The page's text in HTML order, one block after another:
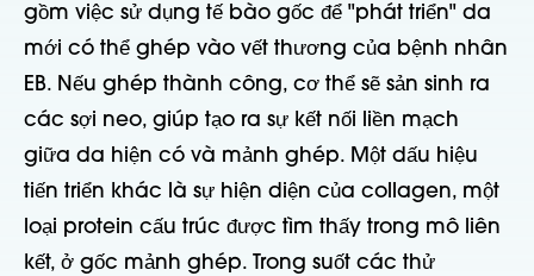
gồm việc sử dụng tế bào gốc để "phát triển" da
mới có thể ghép vào vết thương của bệnh nhân
EB. Nếu ghép thành công, cơ thể sẽ sản sinh ra
các sợi neo, giúp tạo ra sự kết nối liền mạch
giữa da hiện có và mảnh ghép. Một dấu hiệu
tiến triển khác là sự hiện diện của collagen, một
loại protein cấu trúc được tìm thấy trong mô liên
kết, ở gốc mảnh ghép. Trong suốt các thử